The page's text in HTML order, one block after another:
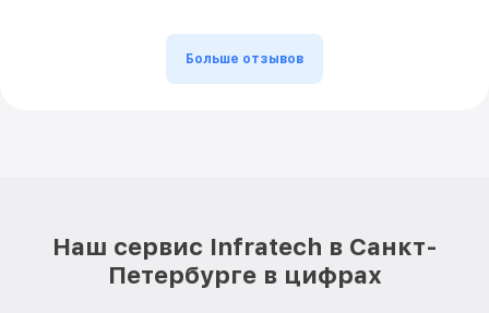
Больше отзывов
Наш сервис Infratech в Санкт-
Петербурге в цифрах